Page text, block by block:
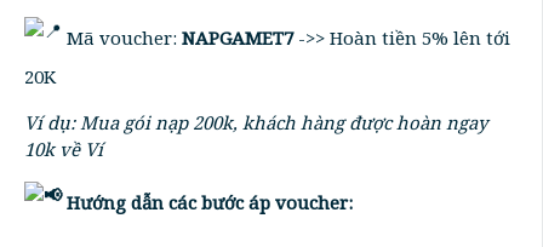
Mã voucher: NAPGAMET7->> Hoàn tiền 5% lên tới
20K
Ví dụ: Mua gói nạp 200k, khách hàng được hoàn ngay
10k về Ví
Hướng dẫn các bước áp voucher: